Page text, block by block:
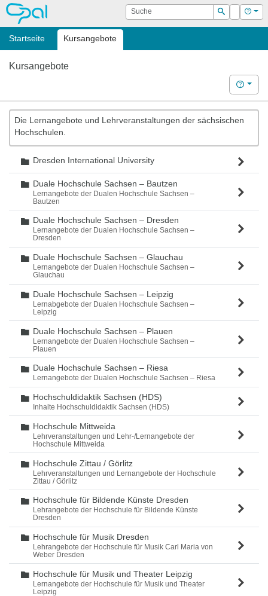
OPAL Suche
Suchen
Login Hilfe
Startseite Kursangebote
Kursangebote
Hilfe
Die Lernangebote und Lehrveranstaltungen der sächsischen
Hochschulen.
Ordner
Dresden International University
Ordner
Duale Hochschule Sachsen – Bautzen
Lernangebote der Dualen Hochschule Sachsen –
Bautzen
Ordner
Duale Hochschule Sachsen – Dresden
Lernangebote der Dualen Hochschule Sachsen –
Dresden
Ordner
Duale Hochschule Sachsen – Glauchau
Lernangebote der Dualen Hochschule Sachsen –
Glauchau
Ordner
Duale Hochschule Sachsen – Leipzig
Lernabgebote der Dualen Hochschule Sachsen –
Leipzig
Ordner
Duale Hochschule Sachsen – Plauen
Lernangebote der Dualen Hochschule Sachsen –
Plauen
Ordner
Duale Hochschule Sachsen – Riesa
Lernangebote der Dualen Hochschule Sachsen – Riesa
Ordner
Hochschuldidaktik Sachsen (HDS)
Inhalte Hochschuldidaktik Sachsen (HDS)
Ordner
Hochschule Mittweida
Lehrveranstaltungen und Lehr-/Lernangebote der
Hochschule Mittweida
Ordner
Hochschule Zittau / Görlitz
Lehrveranstaltungen und Lernangebote der Hochschule
Zittau / Görlitz
Ordner
Hochschule für Bildende Künste Dresden
Lehrangebote der Hochschule für Bildende Künste
Dresden
Ordner
Hochschule für Musik Dresden
Lehrangebote der Hochschule für Musik Carl Maria von
Weber Dresden
Ordner
Hochschule für Musik und Theater Leipzig
Lernangebote der Hochschule für Musik und Theater
Leipzig